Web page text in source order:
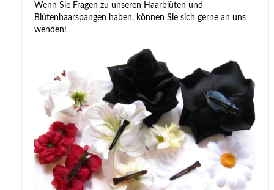
Wenn Sie Fragen zu unseren Haarblüten und
Blütenhaarspangen haben, können Sie sich gerne an uns
wenden!